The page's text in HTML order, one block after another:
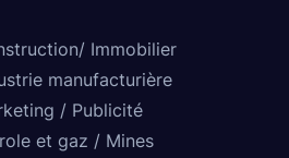
Immobilier
manufacturière
/ Publicité
et gaz / Mines